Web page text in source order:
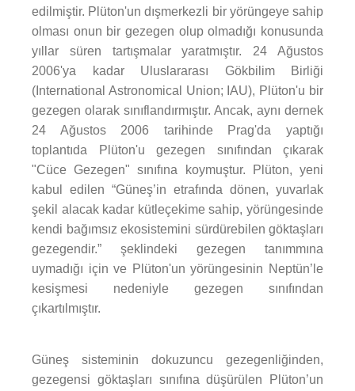
edilmiştir. Plüton'un dışmerkezli bir yörüngeye sahip
olması onun bir gezegen olup olmadığı konusunda
yıllar süren tartışmalar yaratmıştır. 24 Ağustos
2006'ya kadar Uluslararası Gökbilim Birliği
(International Astronomical Union; IAU), Plüton'u bir
gezegen olarak sınıflandırmıştır. Ancak, aynı dernek
24 Ağustos 2006 tarihinde Prag'da yaptığı
toplantıda Plüton'u gezegen sınıfından çıkarak
"Cüce Gezegen" sınıfına koymuştur. Plüton, yeni
kabul edilen “Güneş’in etrafında dönen, yuvarlak
şekil alacak kadar kütleçekime sahip, yörüngesinde
kendi bağımsız ekosistemini sürdürebilen göktaşları
gezegendir.” şeklindeki gezegen tanımmına
uymadığı için ve Plüton'un yörüngesinin Neptün’le
kesişmesi nedeniyle gezegen sınıfından
çıkartılmıştır.
Güneş sisteminin dokuzuncu gezegenliğinden,
gezegensi göktaşları sınıfına düşürülen Plüton’un